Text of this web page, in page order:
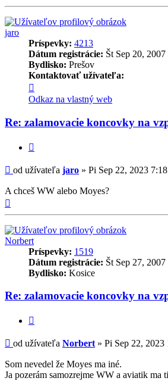
jaro
Príspevky: 4213
Dátum registrácie: Št Sep 20,
Bydlisko: Prešov
Kontaktovať užívateľa:
informácie
užívateľa
-
jaro
Odkaz na vlastný web
Re: zalamovacie koncovky na
Príspevok
od užívateľa jaro » Pi Sep 22, 2023
A chceš WW alebo Moyes?
Norbert
Príspevky: 1519
Dátum registrácie: Št Sep 27,
Bydlisko: Kosice
Re: zalamovacie koncovky na
Príspevok
od užívateľa Norbert » Pi Sep 22, 2023
Som nevedel že Moyes ma iné.
Ja pozerám samozrejme WW a aviatik ma